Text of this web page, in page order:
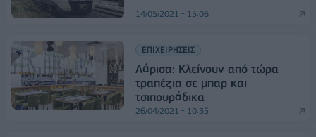
14/05/2021 - 15:06
ΕΠΙΧΕΙΡΗΣΕΙΣ
Λάρισα: Κλείνουν από τώρα
τραπέζια σε μπαρ και
τσιπουράδικα
26/04/2021 - 10:35